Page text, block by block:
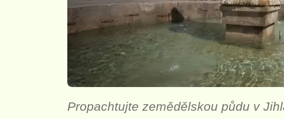
Propachtujte zemědělskou půdu v